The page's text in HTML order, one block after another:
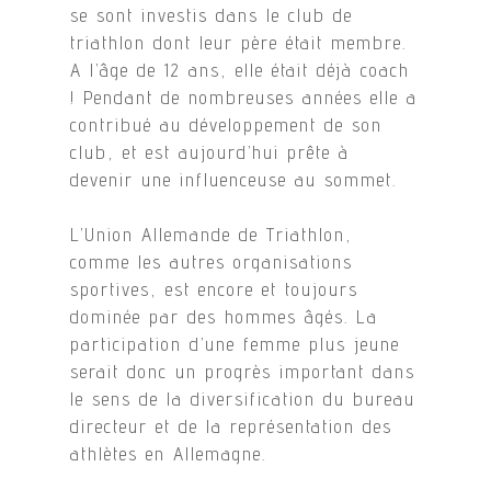
se sont investis dans le club de
triathlon dont leur père était membre.
A l’âge de 12 ans, elle était déjà coach
! Pendant de nombreuses années elle a
contribué au développement de son
club, et est aujourd’hui prête à
devenir une influenceuse au sommet.
L’Union Allemande de Triathlon,
comme les autres organisations
sportives, est encore et toujours
dominée par des hommes âgés. La
participation d’une femme plus jeune
serait donc un progrès important dans
le sens de la diversification du bureau
directeur et de la représentation des
athlètes en Allemagne.